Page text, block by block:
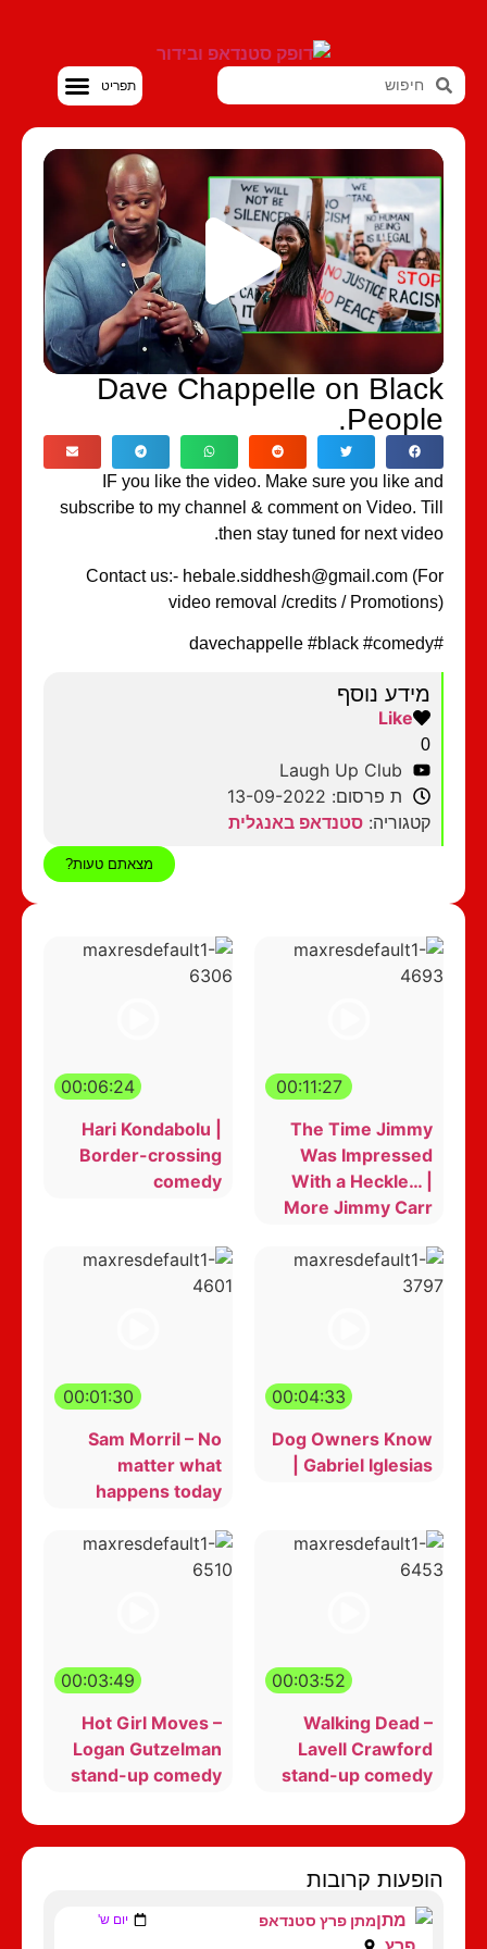
Dave Chappelle on Black
People.
IF you like the video. Make sure you like and
subscribe to my channel & comment on Video. Till
then stay tuned for next video.
Contact us:- hebale.siddhesh@gmail.com (For
video removal /credits / Promotions)
#davechappelle #black #comedy
מידע נוסף
Like
0
Laugh Up Club
ת פרסום: 13-09-2022
קטגוריה: סטנדאפ באנגלית
מצאתם טעות?
00:11:27
The Time Jimmy
Was Impressed
With a Heckle… |
More Jimmy Carr
00:06:24
Hari Kondabolu |
Border-crossing
comedy
00:04:33
Dog Owners Know
| Gabriel Iglesias
00:01:30
Sam Morril – No
matter what
happens today
00:03:52
Walking Dead –
Lavell Crawford
stand-up comedy
00:03:49
Hot Girl Moves –
Logan Gutzelman
stand-up comedy
הופעות קרובות
מתן פרץ סטנדאפ יום ש'